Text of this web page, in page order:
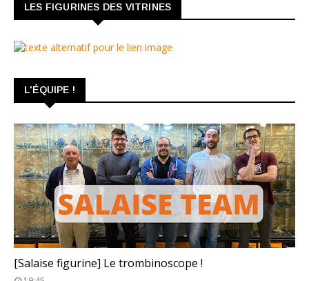
LES FIGURINES DES VITRINES
L'ÉQUIPE !
[Salaise figurine] Le trombinoscope !